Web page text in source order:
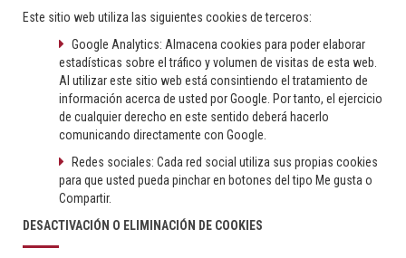
Este sitio web utiliza las siguientes cookies de terceros:
Google Analytics: Almacena cookies para poder elaborar
estadísticas sobre el tráfico y volumen de visitas de esta web.
Al utilizar este sitio web está consintiendo el tratamiento de
información acerca de usted por Google. Por tanto, el ejercicio
de cualquier derecho en este sentido deberá hacerlo
comunicando directamente con Google.
Redes sociales: Cada red social utiliza sus propias cookies
para que usted pueda pinchar en botones del tipo Me gusta o
Compartir.
DESACTIVACIÓN O ELIMINACIÓN DE COOKIES